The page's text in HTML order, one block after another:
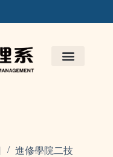
進修學院二技